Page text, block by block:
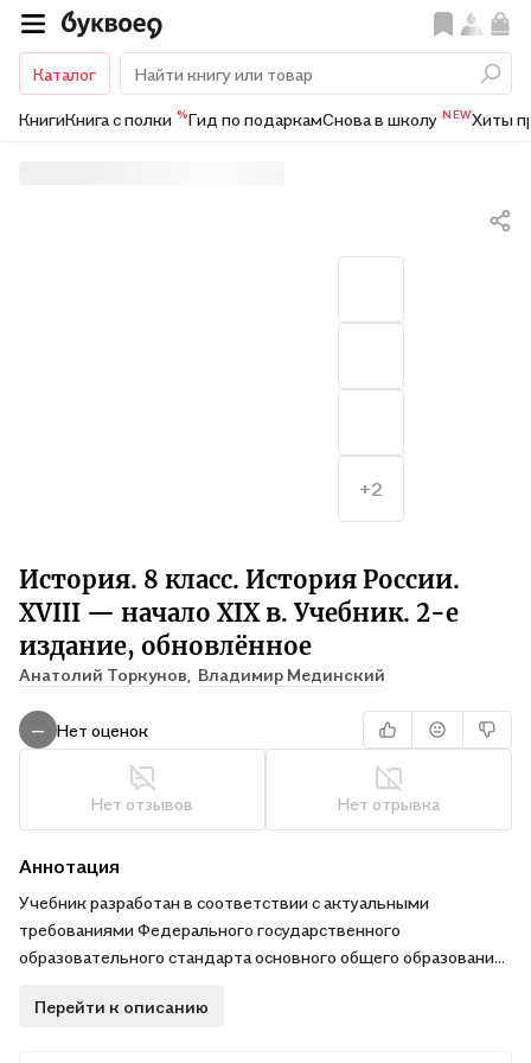
Каталог
КнигиКнига с полки %Гид по подаркамСнова в школу NEWХиты
История. 8 класс. История России.
XVIII — начало XIX в. Учебник. 2-е
издание, обновлённое
Анатолий Торкунов, Владимир Мединский
— Нет оценок
Нет отзывов Нет отрывка
+2
Аннотация
Учебник разработан в соответствии с актуальными
требованиями Федерального государственного
образовательного стандарта основного общего образования
общего образования. В учебнике освещены основные
Перейти к описанию